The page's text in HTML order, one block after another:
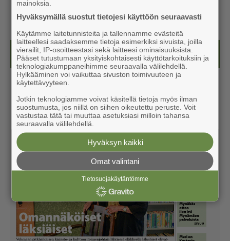
Näköislehdet
mainoksia.
Hyväksymällä suostut tietojesi käyttöön seuraavasti
Käytämme laitetunnisteita ja tallennamme evästeitä
laitteellesi saadaksemme tietoja esimerkiksi sivuista, joilla
vierailit, IP-osoitteestasi sekä laitteesi ominaisuuksista.
Pääset tutustumaan yksityiskohtaisesti käyttötarkoituksiin ja
teknologiakumppaneihimme seuraavalla välilehdellä.
Hylkääminen voi vaikuttaa sivuston toimivuuteen ja
käytettävyyteen.
Jotkin teknologiamme voivat käsitellä tietoja myös ilman
suostumusta, jos niillä on siihen oikeutettu peruste. Voit
vastustaa tätä tai muuttaa asetuksiasi milloin tahansa
seuraavalla välilehdellä.
Hyväksyn kaikki
Omat valintani
Tietosuojakäytäntömme